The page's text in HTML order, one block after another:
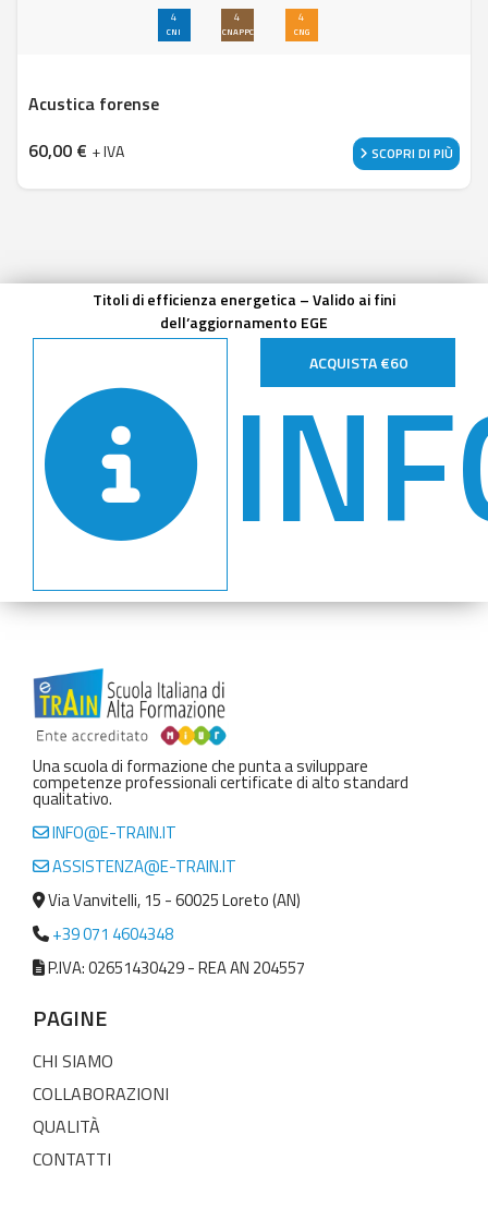
4
CNI
4
CNAPPC
4
CNG
Acustica forense
60,00 € + IVA SCOPRI DI PIÙ
Titoli di efficienza energetica – Valido ai fini
dell’aggiornamento EGE
ACQUISTA €60
Una scuola di formazione che punta a sviluppare
competenze professionali certificate di alto standard
qualitativo.
INFO@E-TRAIN.IT
ASSISTENZA@E-TRAIN.IT
Via Vanvitelli, 15 - 60025 Loreto (AN)
+39 071 4604348
P.IVA: 02651430429 - REA AN 204557
PAGINE
CHI SIAMO
COLLABORAZIONI
QUALITÀ
CONTATTI